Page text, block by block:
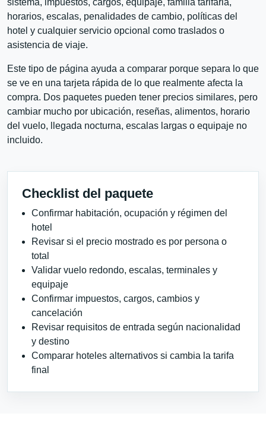
horarios, escalas, penalidades de cambio, políticas del
hotel y cualquier servicio opcional como traslados o
asistencia de viaje.
Este tipo de página ayuda a comparar porque separa lo que
se ve en una tarjeta rápida de lo que realmente afecta la
compra. Dos paquetes pueden tener precios similares, pero
cambiar mucho por ubicación, reseñas, alimentos, horario
del vuelo, llegada nocturna, escalas largas o equipaje no
incluido.
Checklist del paquete
Confirmar habitación, ocupación y régimen del
hotel
Revisar si el precio mostrado es por persona o
total
Validar vuelo redondo, escalas, terminales y
equipaje
Confirmar impuestos, cargos, cambios y
cancelación
Revisar requisitos de entrada según nacionalidad
y destino
Comparar hoteles alternativos si cambia la tarifa
final